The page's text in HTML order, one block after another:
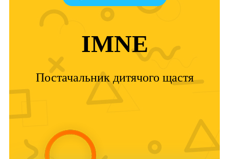
IMNE
Постачальник дитячого щастя